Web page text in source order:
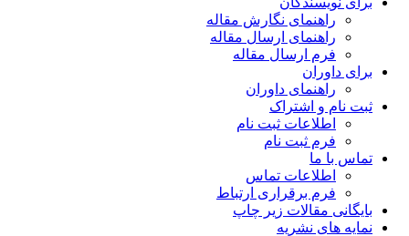
راهنمای نگارش مقاله
راهنمای ارسال مقاله
فرم ارسال مقاله
برای داوران
راهنمای داوران
ثبت نام و اشتراک
اطلاعات ثبت نام
فرم ثبت نام
تماس با ما
اطلاعات تماس
فرم برقراری ارتباط
بایگانی مقالات زیر چاپ
نمایه های نشریه